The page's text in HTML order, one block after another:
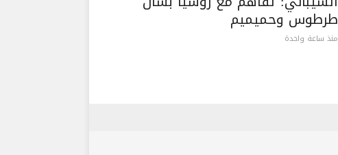
طرطوس وحميميم
منذ ساعة واحدة